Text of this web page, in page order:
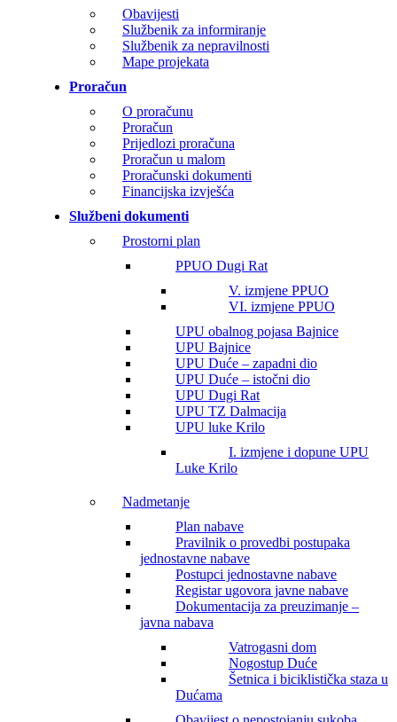
Obavijesti
Službenik za informiranje
Službenik za nepravilnosti
Mape projekata
Proračun
O proračunu
Proračun
Prijedlozi proračuna
Proračun u malom
Proračunski dokumenti
Financijska izvješća
Službeni dokumenti
Prostorni plan
PPUO Dugi Rat
V. izmjene PPUO
VI. izmjene PPUO
UPU obalnog pojasa Bajnice
UPU Bajnice
UPU Duće – zapadni dio
UPU Duće – istočni dio
UPU Dugi Rat
UPU TZ Dalmacija
UPU luke Krilo
I. izmjene i dopune UPU
Luke Krilo
Nadmetanje
Plan nabave
Pravilnik o provedbi postupaka
jednostavne nabave
Postupci jednostavne nabave
Registar ugovora javne nabave
Dokumentacija za preuzimanje –
javna nabava
Vatrogasni dom
Nogostup Duće
Šetnica i biciklistička staza u
Dućama